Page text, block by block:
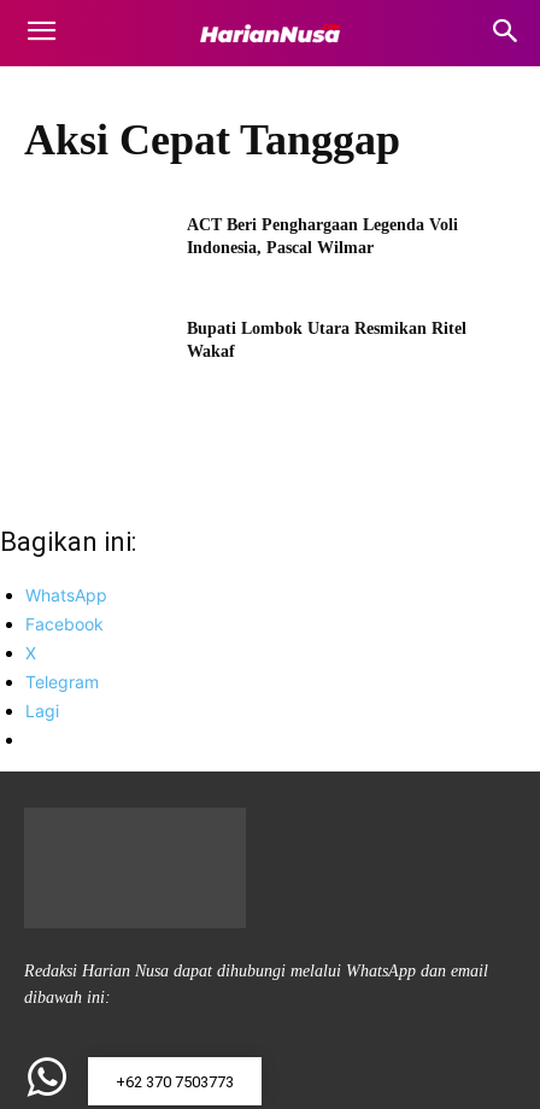
Aksi Cepat Tanggap
ACT Beri Penghargaan Legenda Voli
Indonesia, Pascal Wilmar
Bupati Lombok Utara Resmikan Ritel
Wakaf
Bagikan ini:
WhatsApp
Facebook
X
Telegram
Lagi
Redaksi Harian Nusa dapat dihubungi melalui WhatsApp dan email
dibawah ini:
+62 370 7503773